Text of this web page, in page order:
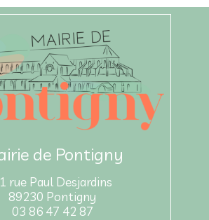
de Pontigny
rue Paul Desjardins
89230 Pontigny
03 86 47 42 87